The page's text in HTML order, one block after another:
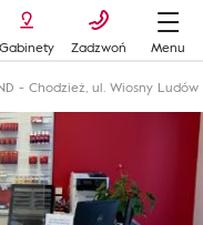
Gabinety Zadzwoń
Menu
- Chodzież, ul. Wiosny Ludów